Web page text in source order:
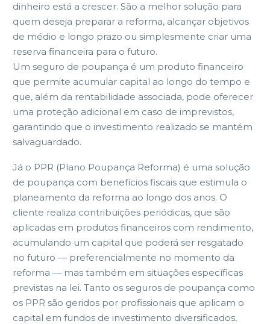
dinheiro está a crescer. São a melhor solução para
quem deseja preparar a reforma, alcançar objetivos
de médio e longo prazo ou simplesmente criar uma
reserva financeira para o futuro.
Um seguro de poupança é um produto financeiro
que permite acumular capital ao longo do tempo e
que, além da rentabilidade associada, pode oferecer
uma proteção adicional em caso de imprevistos,
garantindo que o investimento realizado se mantém
salvaguardado.
Já o PPR (Plano Poupança Reforma) é uma solução
de poupança com benefícios fiscais que estimula o
planeamento da reforma ao longo dos anos. O
cliente realiza contribuições periódicas, que são
aplicadas em produtos financeiros com rendimento,
acumulando um capital que poderá ser resgatado
no futuro — preferencialmente no momento da
reforma — mas também em situações específicas
previstas na lei. Tanto os seguros de poupança como
os PPR são geridos por profissionais que aplicam o
capital em fundos de investimento diversificados,